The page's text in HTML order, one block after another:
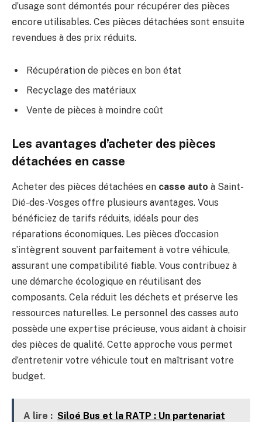
d’usage sont démontés pour récupérer des pièces
encore utilisables. Ces pièces détachées sont ensuite
revendues à des prix réduits.
Récupération de pièces en bon état
Recyclage des matériaux
Vente de pièces à moindre coût
Les avantages d’acheter des pièces
détachées en casse
Acheter des pièces détachées en casse auto à Saint-
Dié-des-Vosges offre plusieurs avantages. Vous
bénéficiez de tarifs réduits, idéals pour des
réparations économiques. Les pièces d’occasion
s’intègrent souvent parfaitement à votre véhicule,
assurant une compatibilité fiable. Vous contribuez à
une démarche écologique en réutilisant des
composants. Cela réduit les déchets et préserve les
ressources naturelles. Le personnel des casses auto
possède une expertise précieuse, vous aidant à choisir
des pièces de qualité. Cette approche vous permet
d’entretenir votre véhicule tout en maîtrisant votre
budget.
A lire : Siloé Bus et la RATP : Un partenariat